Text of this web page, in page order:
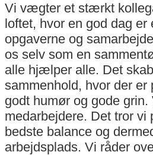
Vi vægter et stærkt
loftet, hvor en god dag er
opgaverne og
os selv som en
alle hjælper alle. Det
sammenhold, hvor der er
godt humør og gode
medarbejdere. Det tror vi
bedste balance og
arbejdsplads. Vi råder